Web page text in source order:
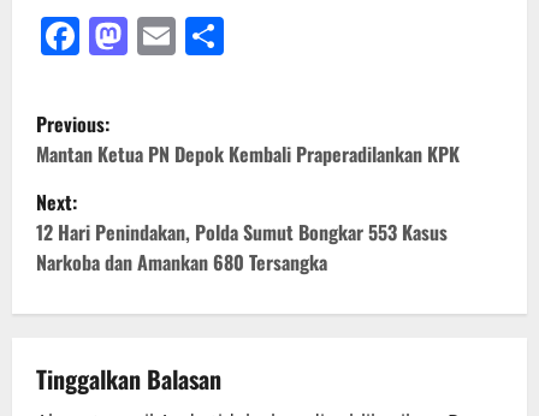
Facebook
Mastodon
Email
P
o
s
t
n
a
Previous:
Mantan Ketua PN Depok Kembali Praperadilankan KPK
Next:
12 Hari Penindakan, Polda Sumut Bongkar 553 Kasus
Narkoba dan Amankan 680 Tersangka
Tinggalkan Balasan